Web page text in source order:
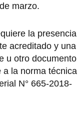
marzo.
la presencia
acreditado y una
u otro documento
a la norma técnica
N° 665-2018-